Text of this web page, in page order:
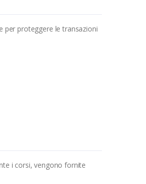
per proteggere le transazioni
i corsi, vengono fornite